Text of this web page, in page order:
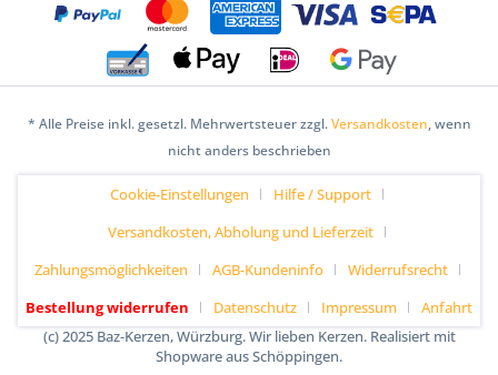
* Alle Preise inkl. gesetzl. Mehrwertsteuer zzgl.Versandkosten, wenn
nicht anders beschrieben
Cookie-Einstellungen
Hilfe / Support
Versandkosten, Abholung und Lieferzeit
Zahlungsmöglichkeiten
AGB-Kundeninfo
Widerrufsrecht
Bestellung widerrufen
Datenschutz Impressum
Anfahrt
(c) 2025 Baz-Kerzen, Würzburg. Wir lieben Kerzen. Realisiert mit
Shopware aus Schöppingen.